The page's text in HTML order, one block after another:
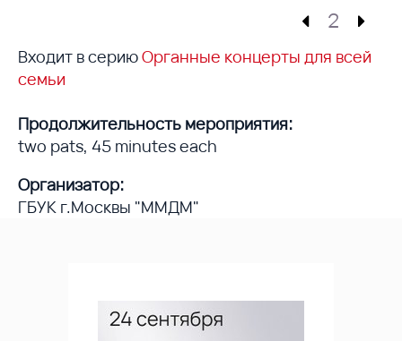
2
Входит в сериюОрганные концерты для всей
семьи
Продолжительность мероприятия:
two pats, 45 minutes each
Организатор:
ГБУК г.Москвы "ММДМ"